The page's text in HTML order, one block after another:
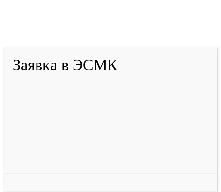
Заявка в ЭСМК